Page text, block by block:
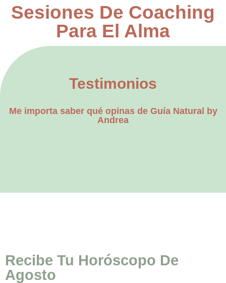
Sesiones De Coaching
Para El Alma
Testimonios
Me importa saber qué opinas de Guía Natural by
Andrea
Recibe Tu Horóscopo De
Agosto